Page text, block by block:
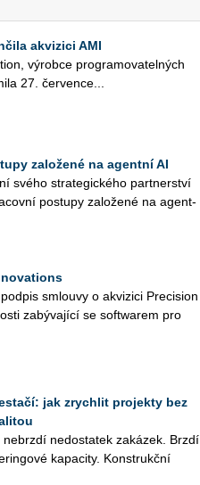
akvizici AMI
vý­rob­ce pro­gra­mo­va­tel­ných
27. čer­ven­ce...
založené na agentní AI
svého stra­te­gic­ké­ho part­ner­ství
po­stu­py za­lo­že­né na agent­
smlou­vy o akvi­zi­ci Pre­ci­si­on
za­bý­va­jí­cí se soft­warem pro
jak zrychlit projekty bez
ne­do­sta­tek za­ká­zek. Brzdí
ka­pa­ci­ty. Kon­strukč­ní